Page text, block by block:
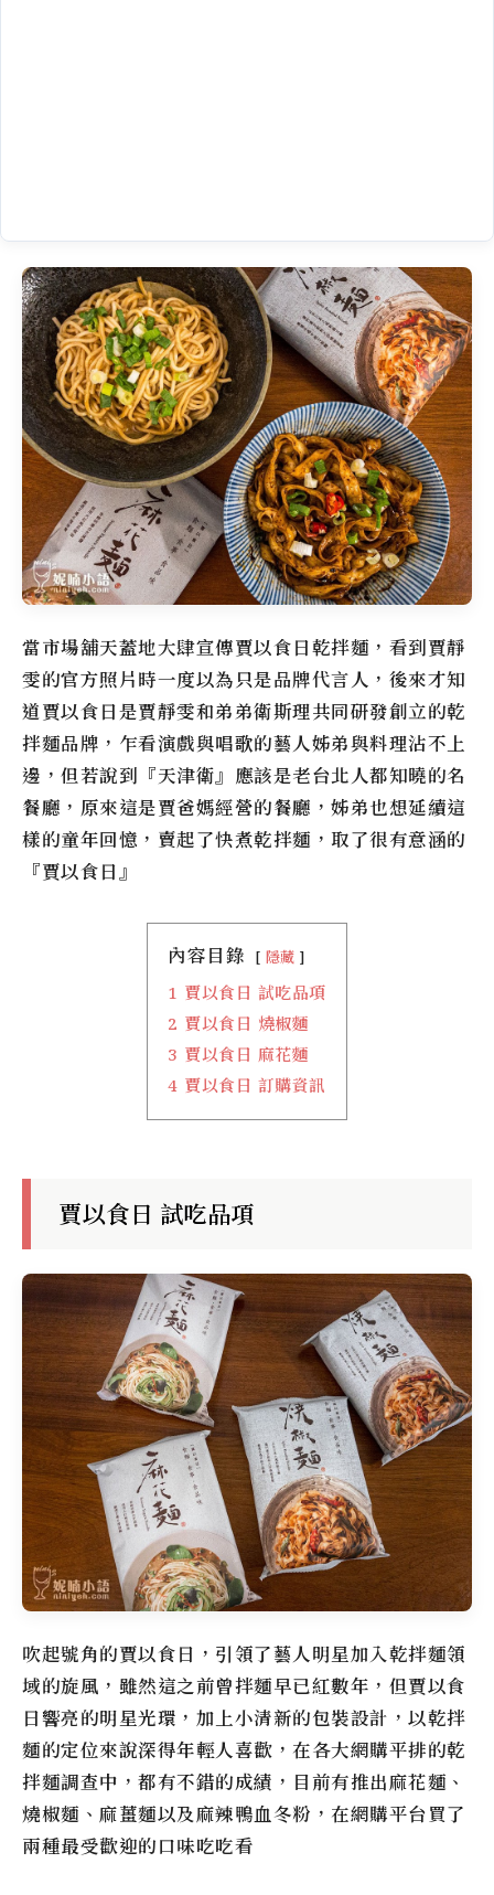
當市場舖天蓋地大肆宣傳賈以食日乾拌麵，看到賈靜
雯的官方照片時一度以為只是品牌代言人，後來才知
道賈以食日是賈靜雯和弟弟衛斯理共同研發創立的乾
拌麵品牌，乍看演戲與唱歌的藝人姊弟與料理沾不上
邊，但若說到『天津衛』應該是老台北人都知曉的名
餐廳，原來這是賈爸媽經營的餐廳，姊弟也想延續這
樣的童年回憶，賣起了快煮乾拌麵，取了很有意涵的
『賈以食日』
內容目錄 隱藏
1 賈以食日 試吃品項
2 賈以食日 燒椒麵
3 賈以食日 麻花麵
4 賈以食日 訂購資訊
賈以食日 試吃品項
吹起號角的賈以食日，引領了藝人明星加入乾拌麵領
域的旋風，雖然這之前曾拌麵早已紅數年，但賈以食
日響亮的明星光環，加上小清新的包裝設計，以乾拌
麵的定位來說深得年輕人喜歡，在各大網購平排的乾
拌麵調查中，都有不錯的成績，目前有推出麻花麵、
燒椒麵、麻薑麵以及麻辣鴨血冬粉，在網購平台買了
兩種最受歡迎的口味吃吃看